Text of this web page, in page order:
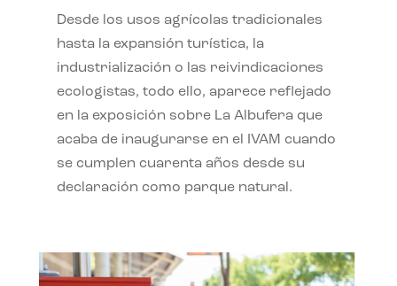
Desde los usos agrícolas tradicionales
hasta la expansión turística, la
industrialización o las reivindicaciones
ecologistas, todo ello, aparece reflejado
en la exposición sobre La Albufera que
acaba de inaugurarse en el IVAM cuando
se cumplen cuarenta años desde su
declaración como parque natural.